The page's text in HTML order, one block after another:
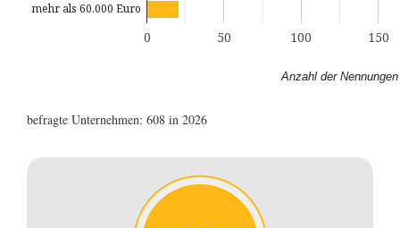
0 50 100 150
mehr als 60.000 Euro
Anzahl der Nennungen
befragte Unternehmen: 608 in 2026